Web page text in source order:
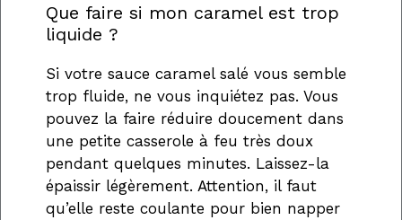
Que faire si mon caramel est trop
liquide ?
Si votre sauce caramel salé vous semble
trop fluide, ne vous inquiétez pas. Vous
pouvez la faire réduire doucement dans
une petite casserole à feu très doux
pendant quelques minutes. Laissez-la
épaissir légèrement. Attention, il faut
qu’elle reste coulante pour bien napper